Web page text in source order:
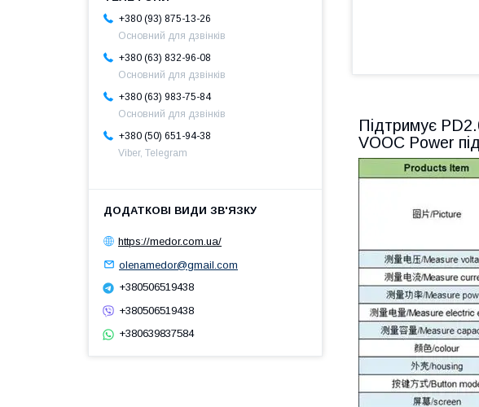
Підтримує
VOOC Power
+380 (93) 875-13-26
Основний для дзвінків
+380 (63) 832-96-08
Основний для дзвінків
+380 (63) 983-75-84
Основний для дзвінків
+380 (50) 651-94-38
Viber, Telegram
https://medor.com.ua/
olenamedor@gmail.com
+380506519438
+380506519438
+380639837584